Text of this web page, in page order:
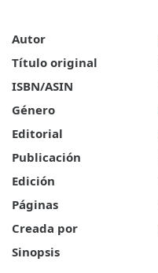
Autor
Título original
ISBN/ASIN
Género
Editorial
Publicación
Edición
Páginas
Creada por
Sinopsis